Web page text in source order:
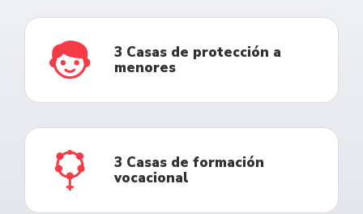
3 Casas de protección a
menores
3 Casas de formación
vocacional